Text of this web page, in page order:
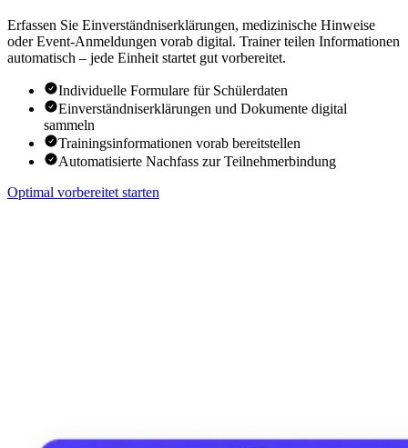
Erfassen Sie Einverständniserklärungen, medizinische Hinweise
oder Event-Anmeldungen vorab digital. Trainer teilen Informationen
automatisch – jede Einheit startet gut vorbereitet.
Individuelle Formulare für Schülerdaten
Einverständniserklärungen und Dokumente digital
sammeln
Trainingsinformationen vorab bereitstellen
Automatisierte Nachfass zur Teilnehmerbindung
Optimal vorbereitet starten